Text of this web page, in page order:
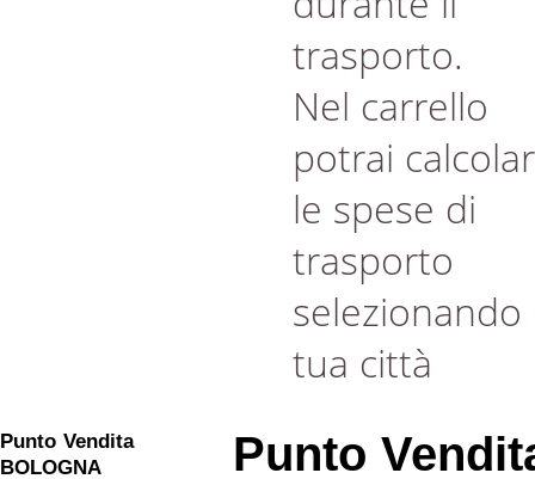
trasporto.
Nel carrello
potrai
le spese di
trasporto
selezionando
tua città
Punto Vendita
BOLOGNA
Punto